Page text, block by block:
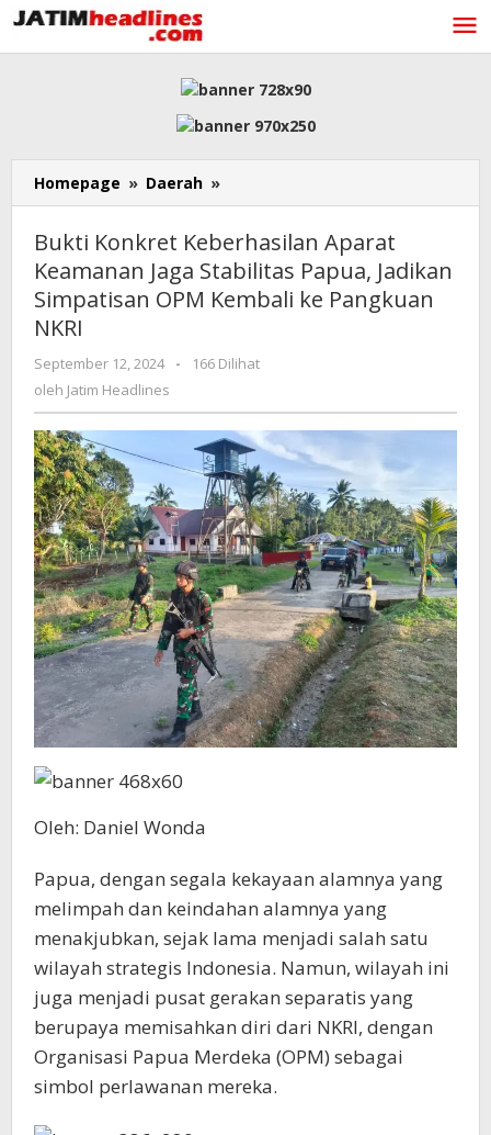
Lewati
ke
konten
Homepage » Daerah »
Konkret
Aparat
Keamanan
Jaga
Jadikan
OPM
Kembali
ke
Pangkuan
NKRI
Bukti Konkret Keberhasilan Aparat
Keamanan Jaga Stabilitas Papua, Jadikan
Simpatisan OPM Kembali ke Pangkuan
NKRI
September 12, 2024
oleh
-
166 Dilihat
oleh Jatim Headlines
Oleh: Daniel Wonda
Papua, dengan segala kekayaan alamnya yang
melimpah dan keindahan alamnya yang
menakjubkan, sejak lama menjadi salah satu
wilayah strategis Indonesia. Namun, wilayah ini
juga menjadi pusat gerakan separatis yang
berupaya memisahkan diri dari NKRI, dengan
Organisasi Papua Merdeka (OPM) sebagai
simbol perlawanan mereka.